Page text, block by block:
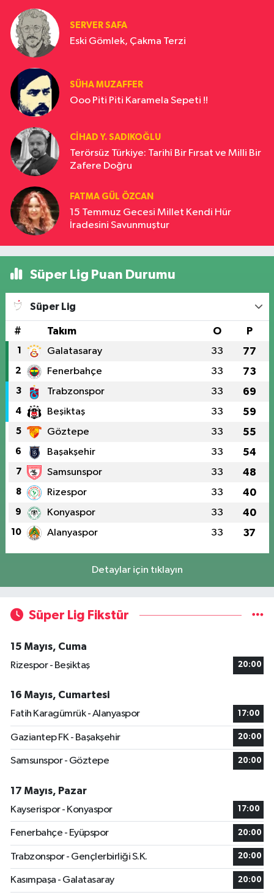
SERVER SAFA
Eski Gömlek, Çakma Terzi
SÜHA MUZAFFER
Ooo Piti Piti Karamela Sepeti !!
CIHAD Y. SADIKOĞLU
Terörsüz Türkiye: Tarihî Bir Fırsat ve Milli Bir
Zafere Doğru
FATMA GÜL ÖZCAN
15 Temmuz Gecesi Millet Kendi Hür
İradesini Savunmuştur
Süper Lig Puan Durumu
Süper Lig
# Takım O P
1 Galatasaray 33 77
2 Fenerbahçe 33 73
3 Trabzonspor 33 69
4 Beşiktaş 33 59
5 Göztepe 33 55
6 Başakşehir 33 54
7 Samsunspor 33 48
8 Rizespor 33 40
9 Konyaspor 33 40
10 Alanyaspor 33 37
Detaylar için tıklayın
Süper Lig Fikstür
15 Mayıs, Cuma
Rizespor - Beşiktaş
20:00
16 Mayıs, Cumartesi
Fatih Karagümrük - Alanyaspor
17:00
Gaziantep FK - Başakşehir 20:00
Samsunspor - Göztepe 20:00
17 Mayıs, Pazar
Kayserispor - Konyaspor
17:00
Fenerbahçe - Eyüpspor 20:00
Trabzonspor - Gençlerbirliği S.K. 20:00
Kasımpaşa - Galatasaray 20:00